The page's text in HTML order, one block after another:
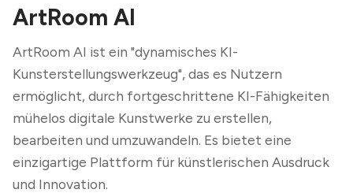
ArtRoom AI
ArtRoom AI ist ein "dynamisches KI-
Kunsterstellungswerkzeug", das es Nutzern
ermöglicht, durch fortgeschrittene KI-Fähigkeiten
mühelos digitale Kunstwerke zu erstellen,
bearbeiten und umzuwandeln. Es bietet eine
einzigartige Plattform für künstlerischen Ausdruck
und Innovation.